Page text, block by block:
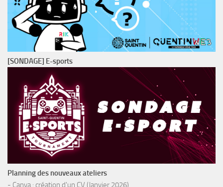
[SONDAGE] E-sports
Planning des nouveaux ateliers
- Canva : création d'un CV (Janvier 2026)